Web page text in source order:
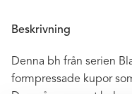
Beskrivning
Denna bh från serien
formpressade kupor